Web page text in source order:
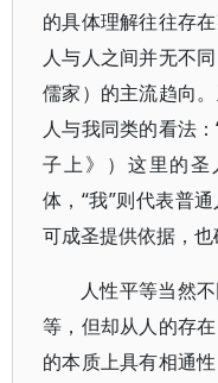
的具体理解往往存
人与人之间并无不
儒家）的主流趋向
人与我同类的看法
子上》）这里的
体，“我”则代表普
可成圣提供依据，也
人性平等当然
等，但却从人的存
的本质上具有相通